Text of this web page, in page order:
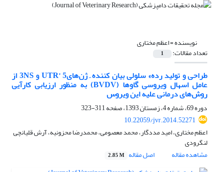
نویسنده =اعظم مختاری
تعداد مقالات: 1
طراحی و تولید رده»‌ سلولی بیان کننده ِ ژن‌های‌UTR’ 5 و ‌3NS از
عامل اسهال ویروسی گاوها ‌(BVDV)‌ به منظور ارزیابی کارآیی
روش‌های درمانی علیه این ویروس
دوره 69، شماره 4، زمستان 1393، صفحه
311-323
10.22059/jvr.2014.52271
اعظم مختاری، امید مددگار، محمد معصومی، محمدرضا محزونیه، آرش قلیانچی
لنگرودی
مشاهده مقاله
اصل مقاله 2.85 M